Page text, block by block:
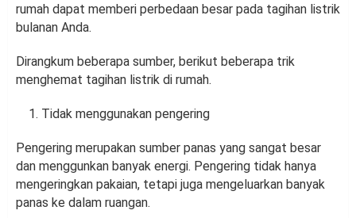
rumah dapat memberi perbedaan besar pada tagihan listrik
bulanan Anda.
Dirangkum beberapa sumber, berikut beberapa trik
menghemat tagihan listrik di rumah.
Tidak menggunakan pengering
Pengering merupakan sumber panas yang sangat besar
dan menggunkan banyak energi. Pengering tidak hanya
mengeringkan pakaian, tetapi juga mengeluarkan banyak
panas ke dalam ruangan.